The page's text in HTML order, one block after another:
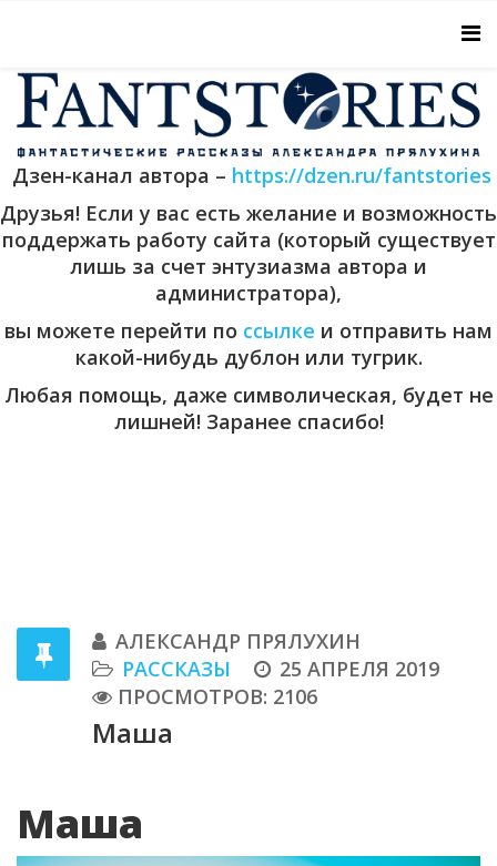
Дзен-канал автора – https://dzen.ru/fantstories
Друзья! Если у вас есть желание и возможность
поддержать работу сайта (который существует
лишь за счет энтузиазма автора и
администратора),
вы можете перейти по ссылке и отправить нам
какой-нибудь дублон или тугрик.
Любая помощь, даже символическая, будет не
лишней! Заранее спасибо!
АЛЕКСАНДР ПРЯЛУХИН
РАССКАЗЫ
25 АПРЕЛЯ 2019
ПРОСМОТРОВ: 2106
Маша
Маша